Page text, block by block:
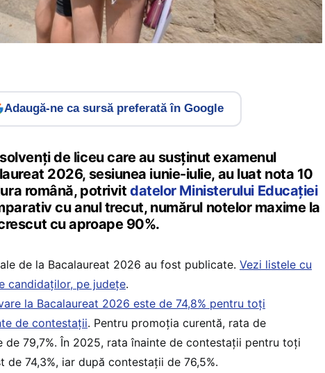
Adaugă-ne ca sursă preferată în Google
de liceu care au susținut examenul
2026, sesiunea iunie-iulie, au luat nota 10
română, potrivit datelor Ministerului Educației
cu anul trecut, numărul notelor maxime la
cu aproape 90%.
de la Bacalaureat 2026 au fost publicate. Vezi listele cu
candidaților, pe județe.
la Bacalaureat 2026 este de 74,8% pentru toți
de contestații. Pentru promoția curentă, rata de
de 79,7%. În 2025, rata înainte de contestații pentru toți
de 74,3%, iar după contestații de 76,5%.